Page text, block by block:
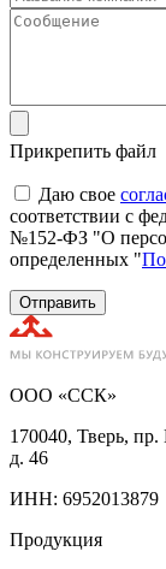
Прикрепить файл
Даю свое
соответствии с
№152-ФЗ "О
определенных "
Отправить
ООО «ССК»
170040, Тверь,
д. 46
ИНН: 6952013879
Продукция